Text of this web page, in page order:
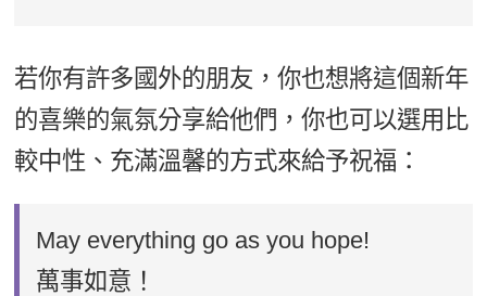
若你有許多國外的朋友，你也想將這個新年
的喜樂的氣氛分享給他們，你也可以選用比
較中性、充滿溫馨的方式來給予祝福：
May everything go as you hope!
萬事如意！